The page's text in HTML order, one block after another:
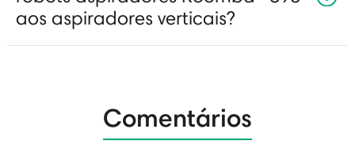
aos aspiradores verticais?
Comentários